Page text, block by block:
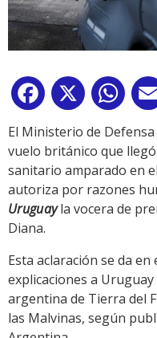
Facebook
X
El Ministerio de
vuelo británico que
sanitario amparado en
autoriza por razones
Uruguayla vocera de
Diana.
Esta aclaración se da
explicaciones a
argentina de Tierra del
las Malvinas, según